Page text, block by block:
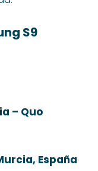
S9
– Quo
España